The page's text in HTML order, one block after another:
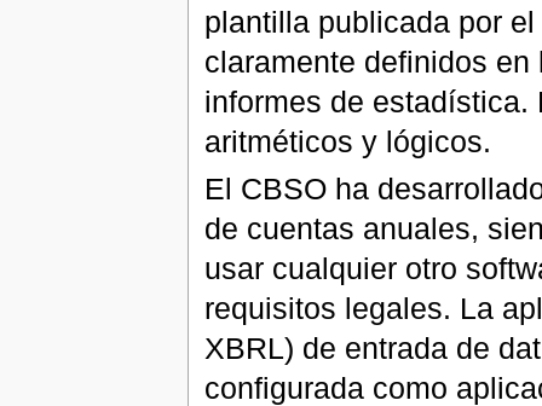
plantilla publicada por
claramente definidos
informes de estadística.
aritméticos y lógicos.
El CBSO ha
de cuentas anuales,
usar cualquier otro
requisitos legales. La
XBRL) de entrada de
configurada como